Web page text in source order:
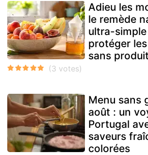
Adieu les
le remède
ultra-
protéger
sans
Menu sans
août : un
Portugal
saveurs
colorées